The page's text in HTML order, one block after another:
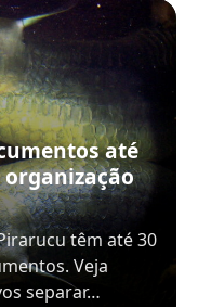
até
organização
têm até 30
Veja
separar…